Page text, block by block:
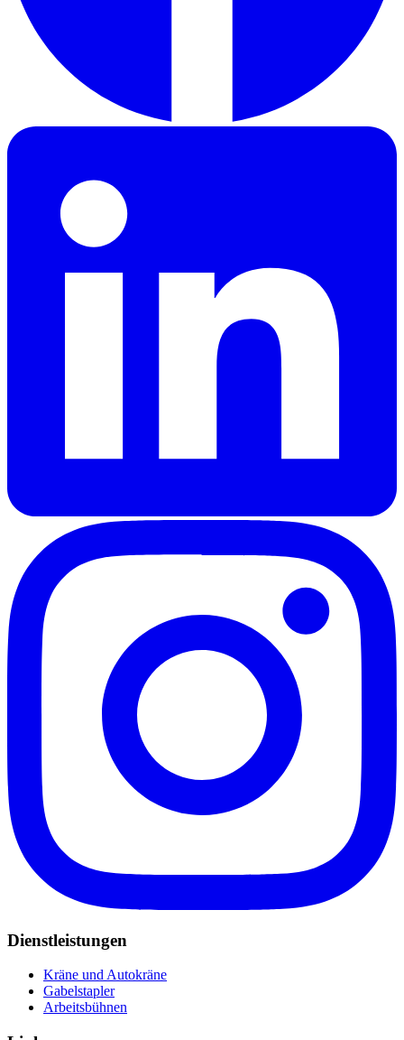
Dienstleistungen
Kräne und Autokräne
Gabelstapler
Arbeitsbühnen